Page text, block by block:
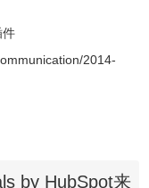
件
2014-
by HubSpot来